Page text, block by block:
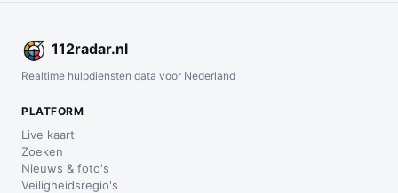
112radar.nl
Realtime hulpdiensten data voor Nederland
PLATFORM
Live kaart
Zoeken
Nieuws & foto's
Veiligheidsregio's